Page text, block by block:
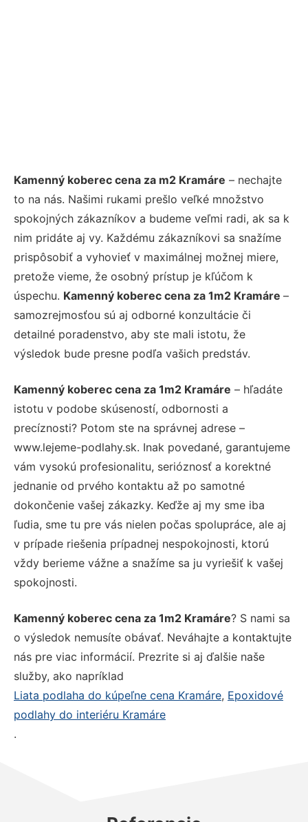
Kamenný koberec cena za m2 Kramáre – nechajte
to na nás. Našimi rukami prešlo veľké množstvo
spokojných zákazníkov a budeme veľmi radi, ak sa k
nim pridáte aj vy. Každému zákazníkovi sa snažíme
prispôsobiť a vyhovieť v maximálnej možnej miere,
pretože vieme, že osobný prístup je kľúčom k
úspechu. Kamenný koberec cena za 1m2 Kramáre –
samozrejmosťou sú aj odborné konzultácie či
detailné poradenstvo, aby ste mali istotu, že
výsledok bude presne podľa vašich predstáv.
Kamenný koberec cena za 1m2 Kramáre – hľadáte
istotu v podobe skúseností, odbornosti a
precíznosti? Potom ste na správnej adrese –
www.lejeme-podlahy.sk. Inak povedané, garantujeme
vám vysokú profesionalitu, serióznosť a korektné
jednanie od prvého kontaktu až po samotné
dokončenie vašej zákazky. Keďže aj my sme iba
ľudia, sme tu pre vás nielen počas spolupráce, ale aj
v prípade riešenia prípadnej nespokojnosti, ktorú
vždy berieme vážne a snažíme sa ju vyriešiť k vašej
spokojnosti.
Kamenný koberec cena za 1m2 Kramáre? S nami sa
o výsledok nemusíte obávať. Neváhajte a kontaktujte
nás pre viac informácií. Prezrite si aj ďalšie naše
služby, ako napríklad
Liata podlaha do kúpeľne cena Kramáre, Epoxidové
podlahy do interiéru Kramáre
.